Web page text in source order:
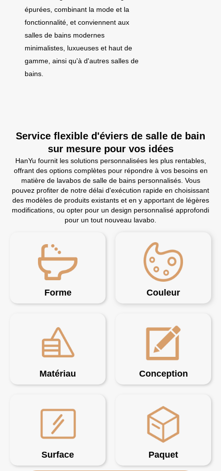
épurées, combinant la mode et la
fonctionnalité, et conviennent aux
salles de bains modernes
minimalistes, luxueuses et haut de
gamme, ainsi qu'à d'autres salles de
bains.
Service flexible d'éviers de salle de bain
sur mesure pour vos idées
HanYu fournit les solutions personnalisées les plus rentables,
offrant des options complètes pour répondre à vos besoins en
matière de lavabos de salle de bains personnalisés. Vous
pouvez profiter de notre délai d'exécution rapide en choisissant
des modèles de produits existants et en y apportant de légères
modifications, ou opter pour un design personnalisé approfondi
pour un tout nouveau lavabo.
Forme Couleur
Matériau Conception
Surface Paquet